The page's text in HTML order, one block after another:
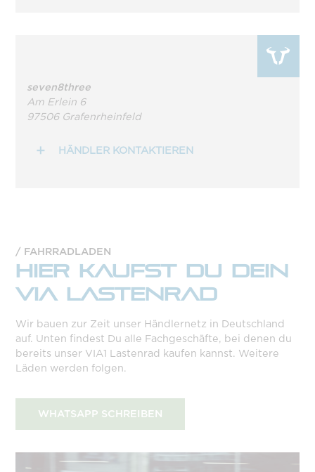
seven8three
Am Erlein 6
97506 Grafenrheinfeld
HÄNDLER KONTAKTIEREN
FAHRRADLADEN
HIER KAUFST DU DEIN
VIA LASTENRAD
Wir bauen zur Zeit unser Händlernetz in Deutschland
auf. Unten findest Du alle Fachgeschäfte, bei denen du
bereits unser VIA1 Lastenrad kaufen kannst. Weitere
Läden werden folgen.
WHATSAPP SCHREIBEN